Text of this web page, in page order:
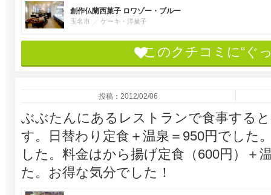
創作仏蘭西菓子 ロワゾー・ブルー
玉名市 ケーキ・洋菓子
このクチコミに“ぐ
投稿：2012/02/06
ぶぶたんにあるレストランで食事する
す。日替わり定食＋温泉＝950円でした
した。料金はから揚げ定食（600円）＋
た。お得な気分でした！